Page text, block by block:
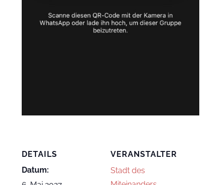
DETAILS
Datum:
VERANSTALTER
Stadt des